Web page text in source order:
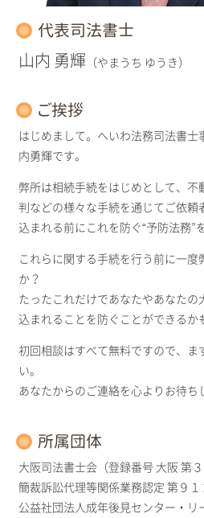
代表司法書士
山内 勇輝 （やまうち ゆうき）
ご挨拶
はじめまして。へいわ法務司法書
内勇輝です。
弊所は相続手続をはじめとして、
判などの様々な手続を通じてご依頼
込まれる前にこれを防ぐ“予防法務”
これらに関する手続を行う前に一
か？
たったこれだけであなたやあなたの
込まれることを防ぐことができるか
初回相談はすべて無料ですので、ま
い。
あなたからのご連絡を心よりお待ち
所属団体
大阪司法書士会（登録番号 大阪 第３
簡裁訴訟代理等関係業務認定 第９
公益社団法人成年後見センター・リ